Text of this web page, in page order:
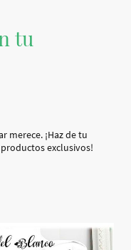
tu
merece. ¡Haz de tu
exclusivos!